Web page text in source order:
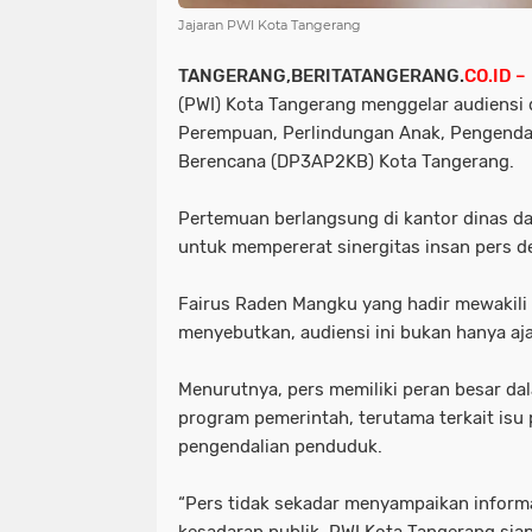
Jajaran PWI Kota Tangerang
TANGERANG,BERITATANGERANG.CO.ID –
(PWI) Kota Tangerang menggelar
Perempuan, Perlindungan Anak,
Berencana (DP3AP2KB) Kota Tangerang.
Pertemuan berlangsung di kantor dinas
untuk mempererat sinergitas insan pers
Fairus Raden Mangku yang hadir mewakili
menyebutkan, audiensi ini bukan hanya
Menurutnya, pers memiliki peran besar
program pemerintah, terutama terkait isu
pengendalian penduduk.
“Pers tidak sekadar menyampaikan